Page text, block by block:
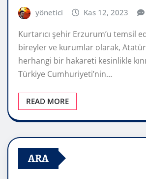
yönetici Kas 12, 2023
Kurtarıcı şehir Erzurum’u temsil
bireyler ve kurumlar olarak,
herhangi bir hakareti kesinlikle
Türkiye Cumhuriyeti’nin…
READ MORE
ARA